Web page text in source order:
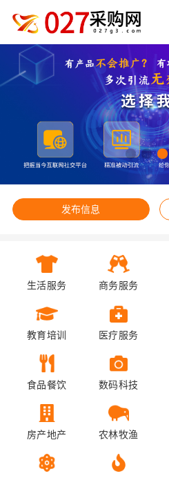
发布信息
生活服务 商务服务
教育培训 医疗服务
食品餐饮 数码科技
房产地产 农林牧渔